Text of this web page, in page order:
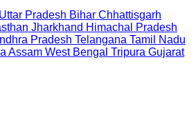
Uttar Pradesh Bihar Chhattisgarh
Jharkhand Himachal Pradesh
Pradesh Telangana Tamil Nadu
Assam West Bengal Tripura Gujarat